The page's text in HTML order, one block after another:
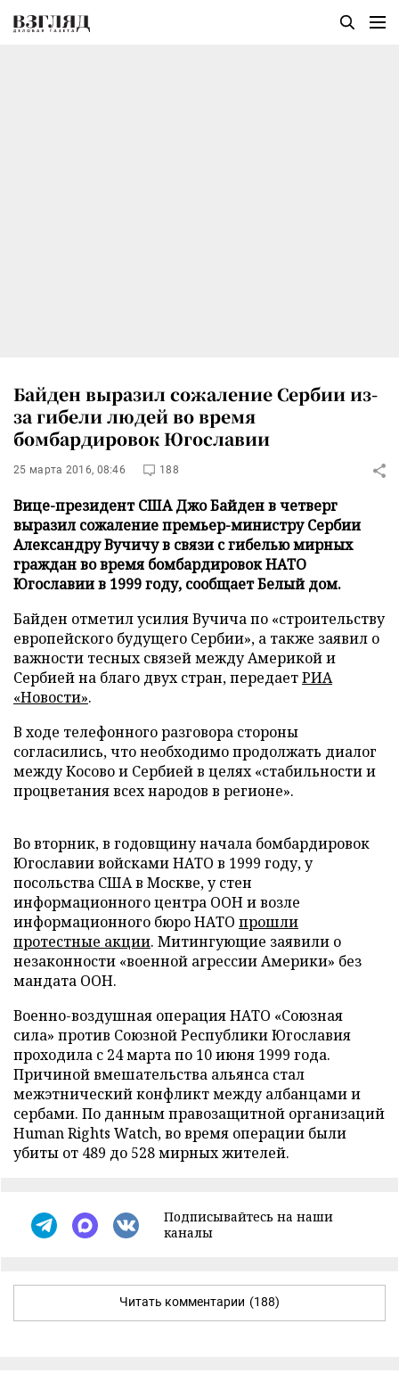
Байден выразил сожаление Сербии из-
за гибели людей во время
бомбардировок Югославии
25 марта 2016, 08:46 188
Вице-президент США Джо Байден в четверг
выразил сожаление премьер-министру Сербии
Александру Вучичу в связи с гибелью мирных
граждан во время бомбардировок НАТО
Югославии в 1999 году, сообщает Белый дом.
Байден отметил усилия Вучича по «строительству
европейского будущего Сербии», а также заявил о
важности тесных связей между Америкой и
Сербией на благо двух стран, передаетРИА
«Новости».
В ходе телефонного разговора стороны
согласились, что необходимо продолжать диалог
между Косово и Сербией в целях «стабильности и
процветания всех народов в регионе».
Во вторник, в годовщину начала бомбардировок
Югославии войсками НАТО в 1999 году, у
посольства США в Москве, у стен
информационного центра ООН и возле
информационного бюро НАТО прошли
протестные акции. Митингующие заявили о
незаконности «военной агрессии Америки» без
мандата ООН.
Военно-воздушная операция НАТО «Союзная
сила» против Союзной Республики Югославия
проходила с 24 марта по 10 июня 1999 года.
Причиной вмешательства альянса стал
межэтнический конфликт между албанцами и
сербами. По данным правозащитной организаций
Human Rights Watch, во время операции были
убиты от 489 до 528 мирных жителей.
Подписывайтесь на наши
каналы
Читать комментарии (188)